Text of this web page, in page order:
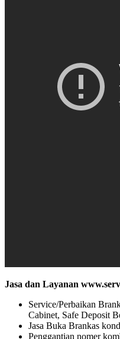
Jasa dan Layanan
Service/Perbaikan
Cabinet, Safe Deposit
Jasa Buka Brankas
Penggantian nomer